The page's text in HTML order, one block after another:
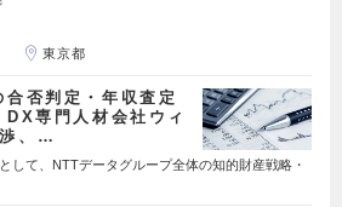
東京都
否判定・年収査定
専門人材会社ウィ
、…
して、NTTデータグループ全体の知的財産戦略・